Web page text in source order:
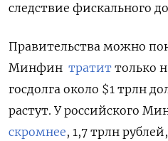
следствие фискального
Правительства можно
Минфин тратит только
госдолга около $1 трлн
растут. У российского
скромнее, 1,7 трлн